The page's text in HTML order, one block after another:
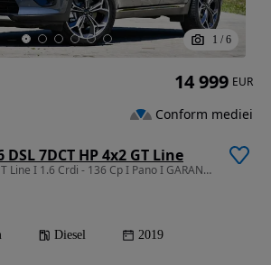
1 / 6
7DCT HP 4x2 GT Line
1598 cm3 • 136 CP • GT Line I 1.6 Crdi - 136 Cp I Pano I GARANTIE I RATE I REVIZIE
Diesel 2019
14 999 EUR
Conform mediei